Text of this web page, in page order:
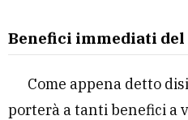
Benefici immediati
Come appena detto
porterà a tanti benefici a